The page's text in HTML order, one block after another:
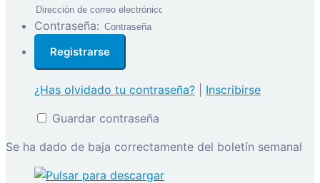
Contraseña:
¿Has olvidado tu contraseña?
Inscribirse
Guardar contraseña
Se ha dado de baja correctamente del boletín semanal